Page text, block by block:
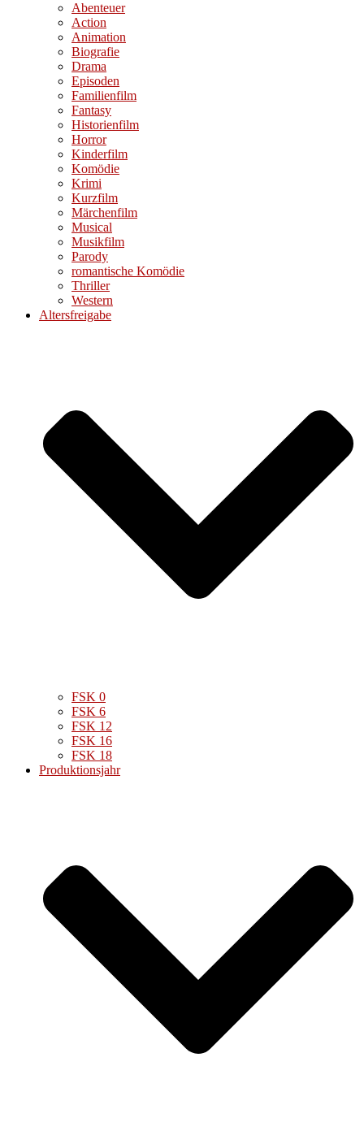
Abenteuer
Action
Animation
Biografie
Drama
Episoden
Familienfilm
Fantasy
Historienfilm
Horror
Kinderfilm
Komödie
Krimi
Kurzfilm
Märchenfilm
Musical
Musikfilm
Parody
romantische Komödie
Thriller
Western
Altersfreigabe
FSK 0
FSK 6
FSK 12
FSK 16
FSK 18
Produktionsjahr